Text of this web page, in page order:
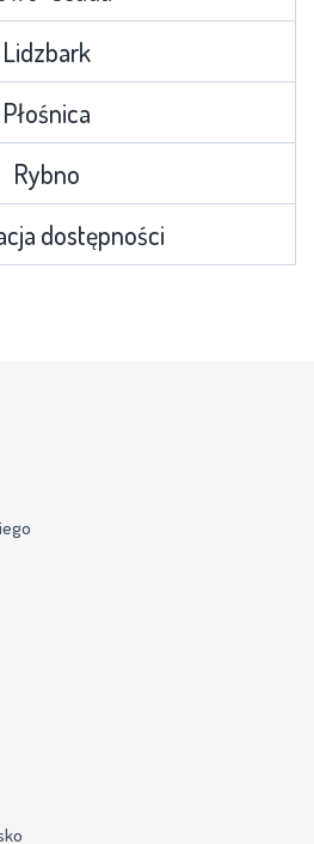
Lidzbark
Płośnica
Rybno
dostępności